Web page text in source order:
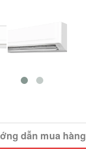
dẫn mua hàng